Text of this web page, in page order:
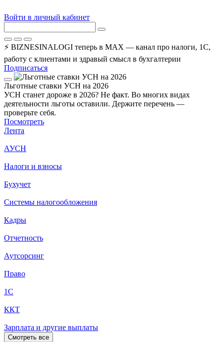
Войти в личный кабинет
⚡ BIZNESINALOGI теперь в MAX — канал про налоги, 1С,
работу с клиентами и здравый смысл в бухгалтерии
Подписаться
Льготные ставки УСН на 2026
УСН станет дороже в 2026? Не факт. Во многих видах
деятельности льготы оставили. Держите перечень —
проверьте себя.
Посмотреть
Лента
АУСН
Налоги и взносы
Бухучет
Системы налогообложения
Кадры
Отчетность
Аутсорсинг
Право
1С
ККТ
Зарплата и другие выплаты
Смотреть все